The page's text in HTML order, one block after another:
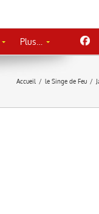
Plus…
Accueil / le Singe de Feu /